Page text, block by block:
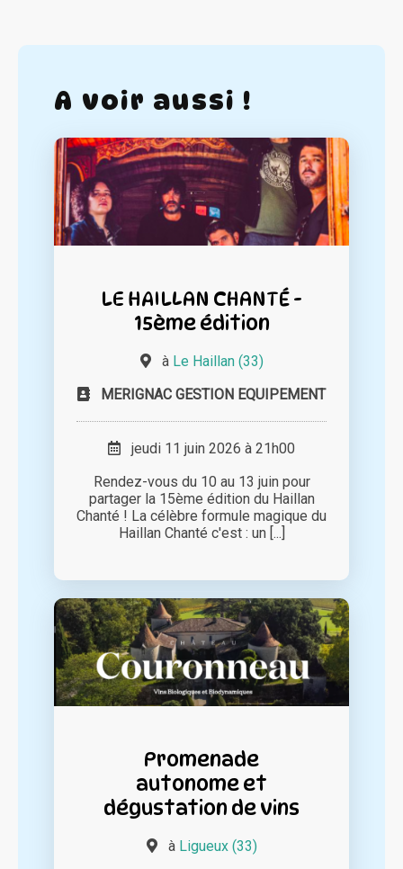
A voir aussi !
LE HAILLAN CHANTÉ -
15ème édition
à Le Haillan (33)
MERIGNAC GESTION EQUIPEMENT
jeudi 11 juin 2026 à 21h00
Rendez-vous du 10 au 13 juin pour
partager la 15ème édition du Haillan
Chanté ! La célèbre formule magique du
Haillan Chanté c'est : un [...]
Promenade
autonome et
dégustation de vins
à Ligueux (33)